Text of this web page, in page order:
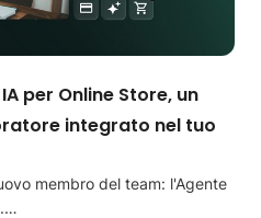
per Online Store, un
integrato nel tuo
membro del team: l'Agente